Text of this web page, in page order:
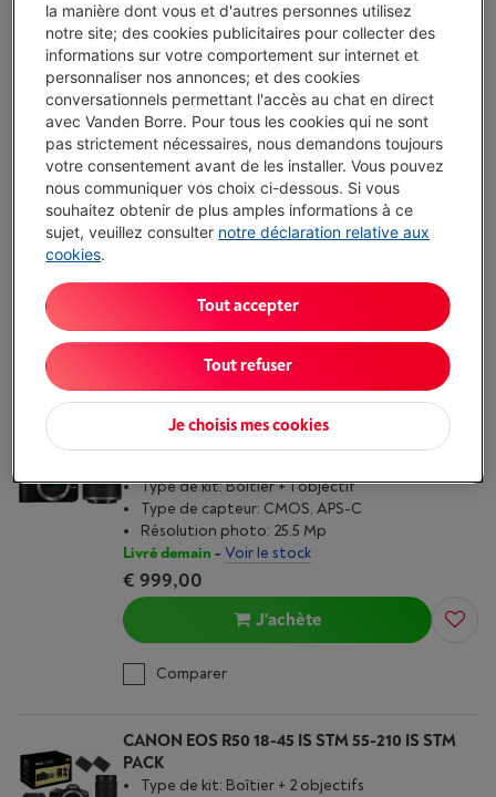
J'achète
Comparer
CANON EOS R100 18-45 IS STM PACK
(9)
Type de kit: Boîtier + 1 objectif
Type de capteur: CMOS, APS-C
Résolution photo: 24 Mp
€ 649,00
J'achète
Comparer
CANON EOS R50 V BLACK RF-S14-30MM F4-6.3
Type de kit: Boîtier + 1 objectif
Type de capteur: CMOS, APS-C
Résolution photo: 25.5 Mp
Livré demain - Voir le stock
€ 999,00
J'achète
Comparer
CANON EOS R50 18-45 IS STM 55-210 IS STM
PACK
Type de kit: Boîtier + 2 objectifs
la manière dont vous et d'autres personnes utilisez
notre site; des cookies publicitaires pour collecter des
informations sur votre comportement sur internet et
personnaliser nos annonces; et des cookies
conversationnels permettant l'accès au chat en direct
avec Vanden Borre. Pour tous les cookies qui ne sont
pas strictement nécessaires, nous demandons toujours
votre consentement avant de les installer. Vous pouvez
nous communiquer vos choix ci-dessous. Si vous
souhaitez obtenir de plus amples informations à ce
sujet, veuillez consulter notre déclaration relative aux
cookies.
Je choisis mes cookies
Tout refuser
Tout accepter